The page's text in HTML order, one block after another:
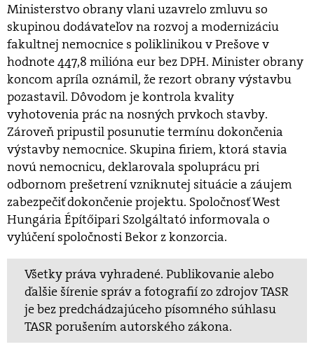
Ministerstvo obrany vlani uzavrelo zmluvu so
skupinou dodávateľov na rozvoj a modernizáciu
fakultnej nemocnice s poliklinikou v Prešove v
hodnote 447,8 milióna eur bez DPH. Minister obrany
koncom apríla oznámil, že rezort obrany výstavbu
pozastavil. Dôvodom je kontrola kvality
vyhotovenia prác na nosných prvkoch stavby.
Zároveň pripustil posunutie termínu dokončenia
výstavby nemocnice. Skupina firiem, ktorá stavia
novú nemocnicu, deklarovala spoluprácu pri
odbornom prešetrení vzniknutej situácie a záujem
zabezpečiť dokončenie projektu. Spoločnosť West
Hungária Építőipari Szolgáltató informovala o
vylúčení spoločnosti Bekor z konzorcia.
Všetky práva vyhradené. Publikovanie alebo
ďalšie šírenie správ a fotografií zo zdrojov TASR
je bez predchádzajúceho písomného súhlasu
TASR porušením autorského zákona.